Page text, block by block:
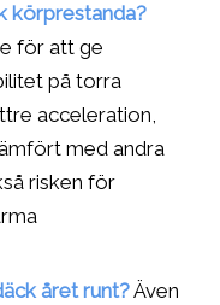
körprestanda?
för att ge
på torra
acceleration,
med andra
risken för
året runt?Även